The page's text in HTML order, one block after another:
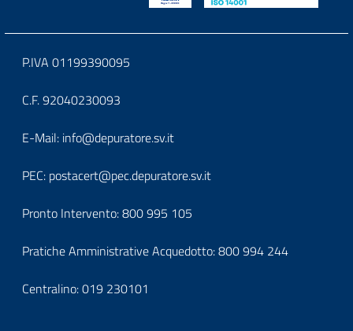
Block
it-
block-
footerindirizzo
P.IVA 01199390095
C.F. 92040230093
Block
it-
block-
footercontatti
E-Mail: info@depuratore.sv.it
PEC: postacert@pec.depuratore.sv.it
Pronto Intervento:800 995 105
Pratiche Amministrative Acquedotto:800 994 244
Centralino:019 230101